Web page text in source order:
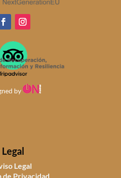
by
Legal
Legal
de Privacidad